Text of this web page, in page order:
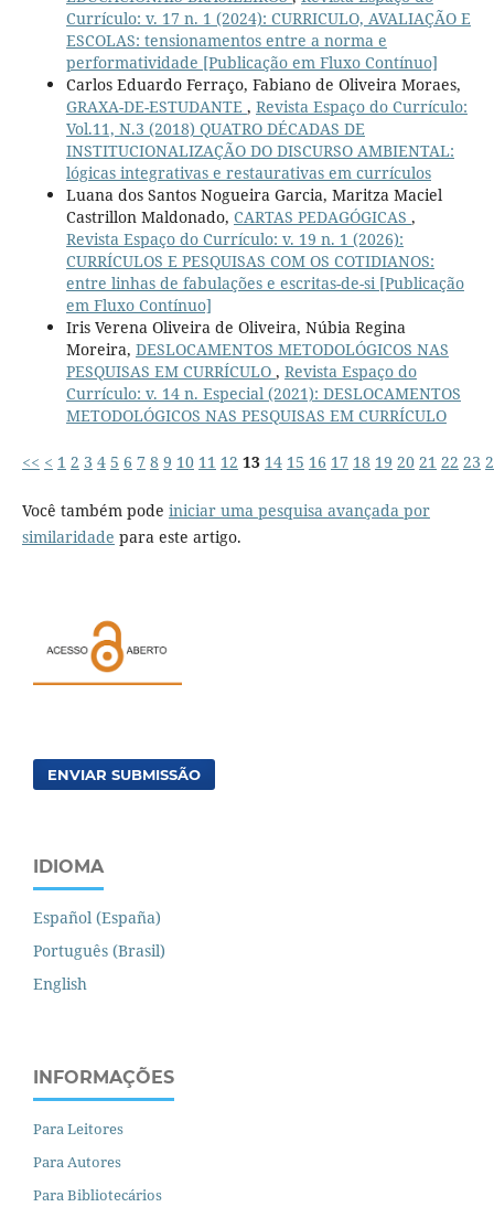
Currículo: v. 17 n. 1 (2024): CURRICULO, AVALIAÇÃO E
ESCOLAS: tensionamentos entre a norma e
performatividade [Publicação em Fluxo Contínuo]
Carlos Eduardo Ferraço, Fabiano de Oliveira Moraes,
GRAXA-DE-ESTUDANTE , Revista Espaço do Currículo:
Vol.11, N.3 (2018) QUATRO DÉCADAS DE
INSTITUCIONALIZAÇÃO DO DISCURSO AMBIENTAL:
lógicas integrativas e restaurativas em currículos
Luana dos Santos Nogueira Garcia, Maritza Maciel
Castrillon Maldonado, CARTAS PEDAGÓGICAS ,
Revista Espaço do Currículo: v. 19 n. 1 (2026):
CURRÍCULOS E PESQUISAS COM OS COTIDIANOS:
entre linhas de fabulações e escritas-de-si [Publicação
em Fluxo Contínuo]
Iris Verena Oliveira de Oliveira, Núbia Regina
Moreira, DESLOCAMENTOS METODOLÓGICOS NAS
PESQUISAS EM CURRÍCULO , Revista Espaço do
Currículo: v. 14 n. Especial (2021): DESLOCAMENTOS
METODOLÓGICOS NAS PESQUISAS EM CURRÍCULO
<< < 1 2 3 4 5 6 7 8 9 10 11 12 13 14 15 16 17 18 19 20 21 22 23
Você também pode iniciar uma pesquisa avançada por
similaridade para este artigo.
ENVIAR SUBMISSÃO
IDIOMA
Español (España)
Português (Brasil)
English
INFORMAÇÕES
Para Leitores
Para Autores
Para Bibliotecários